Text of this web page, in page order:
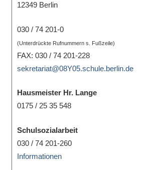
12349 Berlin
030 / 74 201-0
(Unterdrückte Rufnummern s. Fußzeile)
FAX: 030 / 74 201-228
sekretariat@08Y05.schule.berlin.de
Hausmeister Hr. Lange
0175 / 25 35 548
Schulsozialarbeit
030 / 74 201-260
Informationen